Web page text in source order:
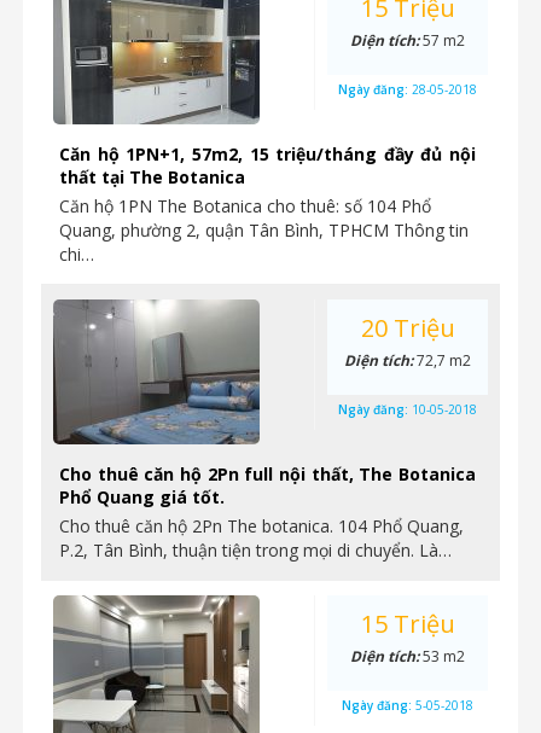
Căn hộ 1PN+1, 57m2, 15 triệu/tháng đầy đủ nội
thất tại The Botanica
Căn hộ 1PN The Botanica cho thuê: số 104 Phổ
Quang, phường 2, quận Tân Bình, TPHCM Thông tin
chi…
15 Triệu
Diện tích:57 m2
Ngày đăng: 28-05-2018
Cho thuê căn hộ 2Pn full nội thất, The Botanica
Phổ Quang giá tốt.
Cho thuê căn hộ 2Pn The botanica. 104 Phổ Quang,
P.2, Tân Bình, thuận tiện trong mọi di chuyển. Là…
20 Triệu
Diện tích:72,7 m2
Ngày đăng: 10-05-2018
15 Triệu
Diện tích:53 m2
Ngày đăng: 5-05-2018